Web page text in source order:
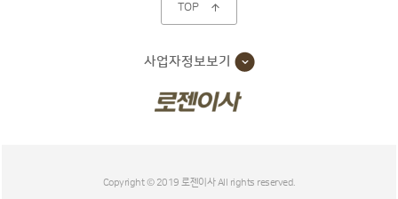
TOP 
사업자정보보기
Copyright © 2019 로젠이사 All rights reserved.